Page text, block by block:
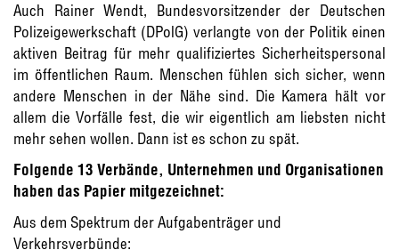
Auch Rainer Wendt, Bundesvorsitzender der Deutschen
Polizeigewerkschaft (DPolG) verlangte von der Politik einen
aktiven Beitrag für mehr qualifiziertes Sicherheitspersonal
im öffentlichen Raum. Menschen fühlen sich sicher, wenn
andere Menschen in der Nähe sind. Die Kamera hält vor
allem die Vorfälle fest, die wir eigentlich am liebsten nicht
mehr sehen wollen. Dann ist es schon zu spät.
Folgende 13 Verbände, Unternehmen und Organisationen
haben das Papier mitgezeichnet:
Aus dem Spektrum der Aufgabenträger und
Verkehrsverbünde: